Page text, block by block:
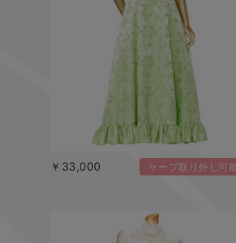
￥33,000 ケープ取り外し可